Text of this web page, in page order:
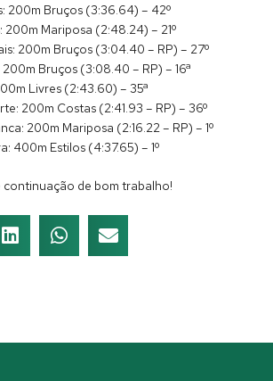
200m Bruços (3:36.64) – 42º
200m Mariposa (2:48.24) – 21º
200m Bruços (3:04.40 – RP) – 27º
Bruços (3:08.40 – RP) – 16ª
Livres (2:43.60) – 35ª
200m Costas (2:41.93 – RP) – 36º
200m Mariposa (2:16.22 – RP) – 1º
400m Estilos (4:37.65) – 1º
continuação de bom trabalho!